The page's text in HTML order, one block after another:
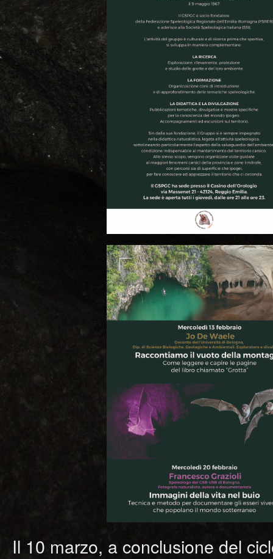
Il 10 marzo, a conclusione del